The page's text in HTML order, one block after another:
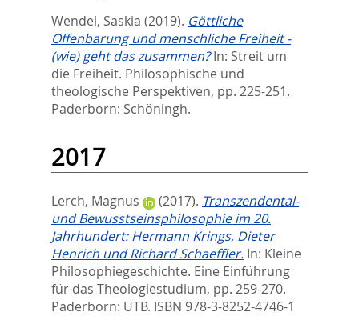
Wendel, Saskia (2019). Göttliche
Offenbarung und menschliche Freiheit -
(wie) geht das zusammen? In: Streit um
die Freiheit. Philosophische und
theologische Perspektiven, pp. 225-251.
Paderborn: Schöningh.
2017
Lerch, Magnus (2017). Transzendental-
und Bewusstseinsphilosophie im 20.
Jahrhundert: Hermann Krings, Dieter
Henrich und Richard Schaeffler. In: Kleine
Philosophiegeschichte. Eine Einführung
für das Theologiestudium, pp. 259-270.
Paderborn: UTB. ISBN 978-3-8252-4746-1